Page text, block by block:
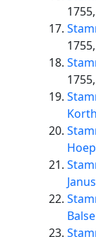
1755,
1755,
1755,
Janus